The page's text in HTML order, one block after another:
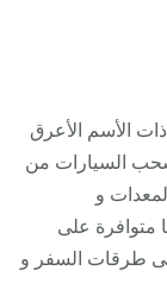
الأسم الأعرق
السيارات من
و
متوافرة على
طرقات السفر و